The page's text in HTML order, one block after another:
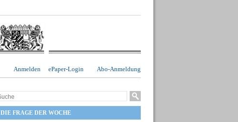
Abo-Anmeldung
ePaper-Login
Anmelden
DIE FRAGE DER WOCHE